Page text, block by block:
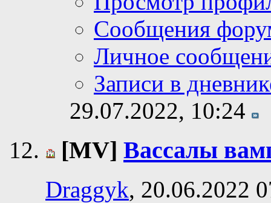
Сообщения
Личное
Записи в
29.07.2022, 10:24
[MV] Вассалы
Draggyk, 20.06.2022